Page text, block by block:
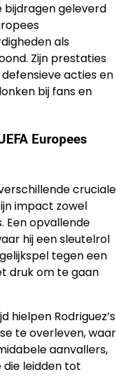
bijdragen geleverd
als
Zijn prestaties
acties en
bij fans en
Europees
cruciale
impact zowel
Een opvallende
hij een sleutelrol
tegen een
druk om te gaan
hielpen Rodriguez’s
te overleven, waar
aanvallers,
leidden tot